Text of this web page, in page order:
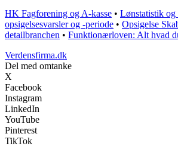
HK Fagforening og A-kasse • Lønstatistik
opsigelsesvarsler og -periode • Opsigelse
detailbranchen • Funktionærloven: Alt hvad
Verdensfirma.dk
Del med omtanke
X
Facebook
Instagram
LinkedIn
YouTube
Pinterest
TikTok